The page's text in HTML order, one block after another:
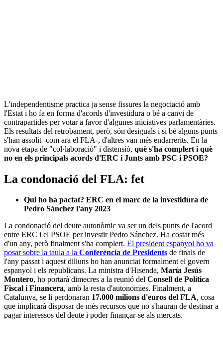
L'independentisme practica ja sense fissures la negociació amb
l'Estat i ho fa en forma d'acords d'investidura o bé a canvi de
contrapartides per votar a favor d'algunes iniciatives parlamentàries.
Els resultats del retrobament, però, són desiguals i si bé alguns punts
s'han assolit -com ara el FLA-, d'altres van més endarrerits. En la
nova etapa de "col·laboració" i distensió, què s'ha complert i què
no en els principals acords d'ERC i Junts amb PSC i PSOE?
La condonació del FLA: fet
Qui ho ha pactat? ERC en el marc de la investidura de
Pedro Sánchez l'any 2023
La condonació del deute autonòmic va ser un dels punts de l'acord
entre ERC i el PSOE per investir Pedro Sánchez. Ha costat més
d'un any, però finalment s'ha complert. El president espanyol ho va
posar sobre la taula a la Conferència de Presidents de finals de
l'any passat i aquest dilluns ho han anunciat formalment el govern
espanyol i els republicans. La ministra d'Hisenda, María Jesús
Montero, ho portarà dimecres a la reunió del Consell de Política
Fiscal i Financera, amb la resta d'autonomies. Finalment, a
Catalunya, se li perdonaran 17.000 milions d'euros del FLA, cosa
que implicarà disposar de més recursos que no s'hauran de destinar a
pagar interessos del deute i poder finançar-se als mercats.